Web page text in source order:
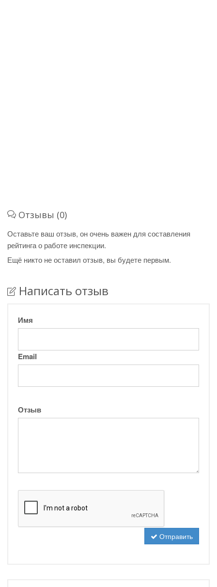
Отзывы (0)
Оставьте ваш отзыв, он очень важен для составления
рейтинга о работе инспекции.
Ещё никто не оставил отзыв, вы будете первым.
Написать отзыв
Имя
Email
Отзыв
Отправить